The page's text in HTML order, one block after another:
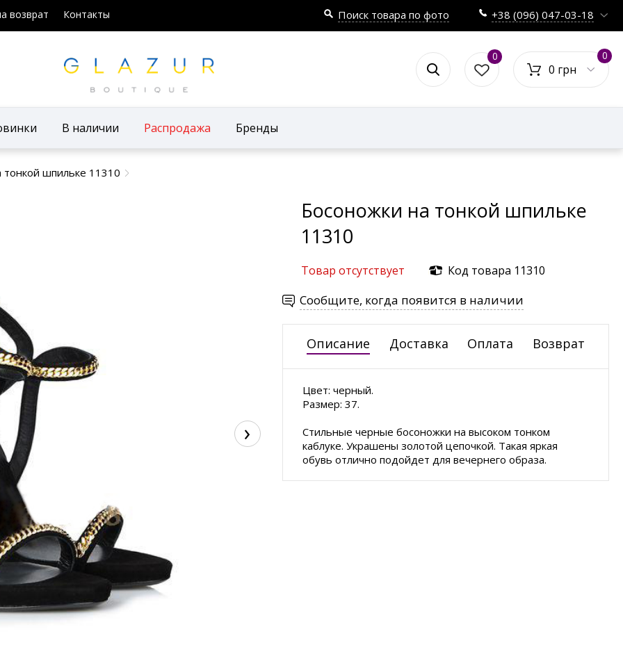
возврат Контакты Поиск товара по фото +38 (096) 047-03-18
В наличии Распродажа Бренды
0
0 грн
0
тонкой шпильке 11310
›
Босоножки на тонкой шпильке
11310
Товар отсутствует Код товара 11310
Сообщите, когда появится в наличии
Описание Доставка Оплата Возврат
Цвет: черный.
Размер: 37.
Стильные черные босоножки на высоком тонком
каблуке. Украшены золотой цепочкой. Такая яркая
обувь отлично подойдет для вечернего образа.